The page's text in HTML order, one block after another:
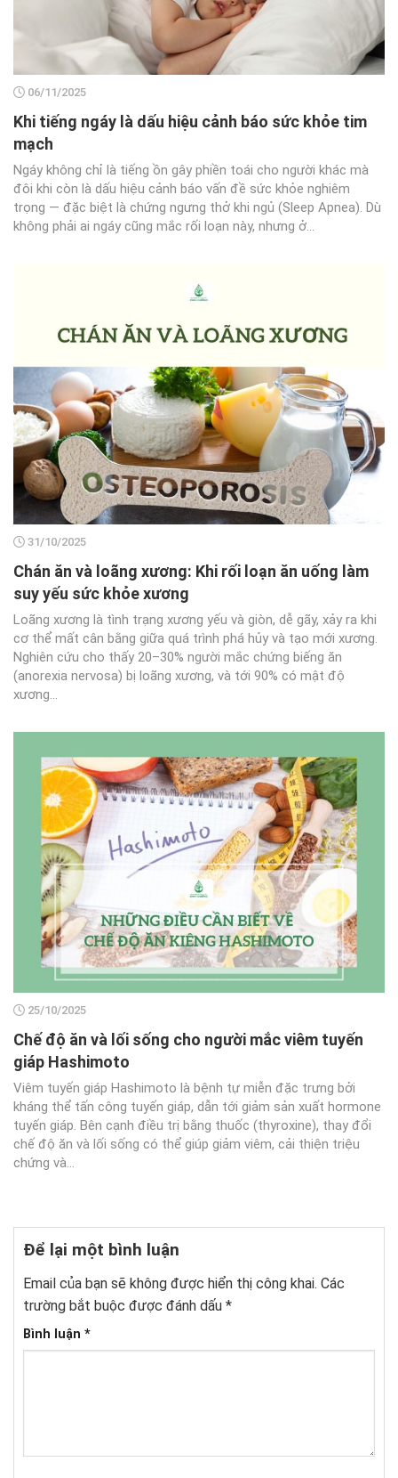
06/11/2025
Khi tiếng ngáy là dấu hiệu cảnh báo sức khỏe tim
mạch
Ngáy không chỉ là tiếng ồn gây phiền toái cho người khác mà
đôi khi còn là dấu hiệu cảnh báo vấn đề sức khỏe nghiêm
trọng — đặc biệt là chứng ngưng thở khi ngủ (Sleep Apnea). Dù
không phải ai ngáy cũng mắc rối loạn này, nhưng ở...
31/10/2025
Chán ăn và loãng xương: Khi rối loạn ăn uống làm
suy yếu sức khỏe xương
Loãng xương là tình trạng xương yếu và giòn, dễ gãy, xảy ra khi
cơ thể mất cân bằng giữa quá trình phá hủy và tạo mới xương.
Nghiên cứu cho thấy 20–30% người mắc chứng biếng ăn
(anorexia nervosa) bị loãng xương, và tới 90% có mật độ
xương...
25/10/2025
Chế độ ăn và lối sống cho người mắc viêm tuyến
giáp Hashimoto
Viêm tuyến giáp Hashimoto là bệnh tự miễn đặc trưng bởi
kháng thể tấn công tuyến giáp, dẫn tới giảm sản xuất hormone
tuyến giáp. Bên cạnh điều trị bằng thuốc (thyroxine), thay đổi
chế độ ăn và lối sống có thể giúp giảm viêm, cải thiện triệu
chứng và...
Để lại một bình luận
Email của bạn sẽ không được hiển thị công khai. Các
trường bắt buộc được đánh dấu *
Bình luận *